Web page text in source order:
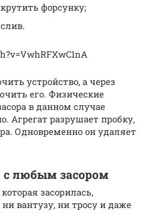
форсунку;
устройство, а через
его. Физические
в данном случае
Агрегат разрушает пробку,
Одновременно он удаляет
любым засором
засорилась,
вантузу, ни тросу и даже